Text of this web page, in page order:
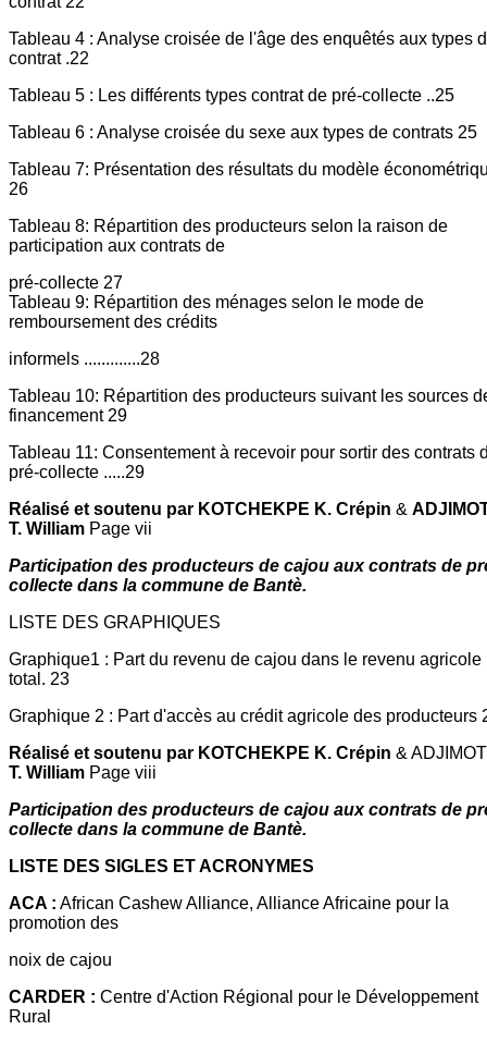
Tableau 4 : Analyse croisée de l'âge des enquêtés aux types
contrat .22
Tableau 5 : Les différents types contrat de pré-collecte ..25
Tableau 6 : Analyse croisée du sexe aux types de contrats 25
Tableau 7: Présentation des résultats du modèle
26
Tableau 8: Répartition des producteurs selon la raison de
participation aux contrats de
pré-collecte 27
Tableau 9: Répartition des ménages selon le mode de
remboursement des crédits
informels .............28
Tableau 10: Répartition des producteurs suivant les sources
financement 29
Tableau 11: Consentement à recevoir pour sortir des contrats
pré-collecte .....29
Réalisé et soutenu par KOTCHEKPE K. Crépin &
T. William Page vii
Participation des producteurs de cajou aux contrats de
collecte dans la commune de Bantè.
LISTE DES GRAPHIQUES
Graphique1 : Part du revenu de cajou dans le revenu agricole
total. 23
Graphique 2 : Part d'accès au crédit agricole des producteurs
Réalisé et soutenu par KOTCHEKPE K. Crépin &
T. William Page viii
Participation des producteurs de cajou aux contrats de
collecte dans la commune de Bantè.
LISTE DES SIGLES ET ACRONYMES
ACA : African Cashew Alliance, Alliance Africaine pour la
promotion des
noix de cajou
CARDER : Centre d'Action Régional pour le Développement
Rural